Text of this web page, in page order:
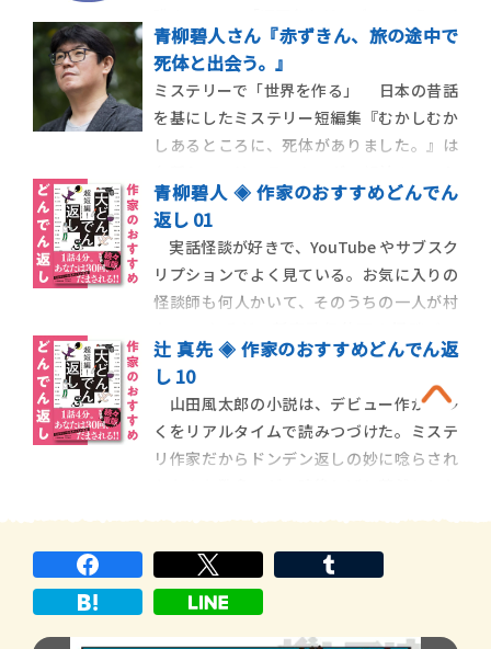
ディアが浮かんだ。旧国名というのは、伊
勢とか備中とか、かつて日本で使われてい
た、歴史の教科書で見るような地名。『ロ
ーマ帽子の謎』『フランス白粉の謎』のよ
うに、『伊勢え
青柳碧人さん『赤ずきん、旅の途中で
死体と出会う。』
ミステリーで「世界を作る」 日本の昔話
を基にしたミステリー短編集『むかしむか
しあるところに、死体がありました。』は
10入りし本屋大賞にも初ノミネートされ
た。その記念碑的シリーズの第二弾とも言
える『赤ずきん、旅の途中で死体と出会
う。』は西洋童話を基にした連作ミス […]
青柳碧人 ◈ 作家のおすすめどんでん
返し 01
実話怪談が好きで、YouTube やサブスク
リプションでよく見ている。お気に入りの
怪談師も何人かいて、そのうちの一人が村
「スリラーナイト」の専属怪談師であるロ
ック氏はメディア出演も多いが、最近、エ
ンタメ〜テレの『怪談のシーハナ聞かせて
よ。』で披露された短い話にゾッとさせら
れた。
辻 真先 ◈ 作家のおすすめどんでん返
し 10
山田風太郎の小説は、デビュー作から多
くをリアルタイムで読みつづけた。ミステ
リ作家だからドンデン返しの妙に唸らされ
三つ巴の乱戦模様を呈する。